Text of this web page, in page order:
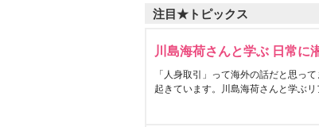
注目★トピックス
川島海荷さんと学ぶ 日常に
「人身取引」って海外の話だと思っ
起きています。川島海荷さんと学ぶリ